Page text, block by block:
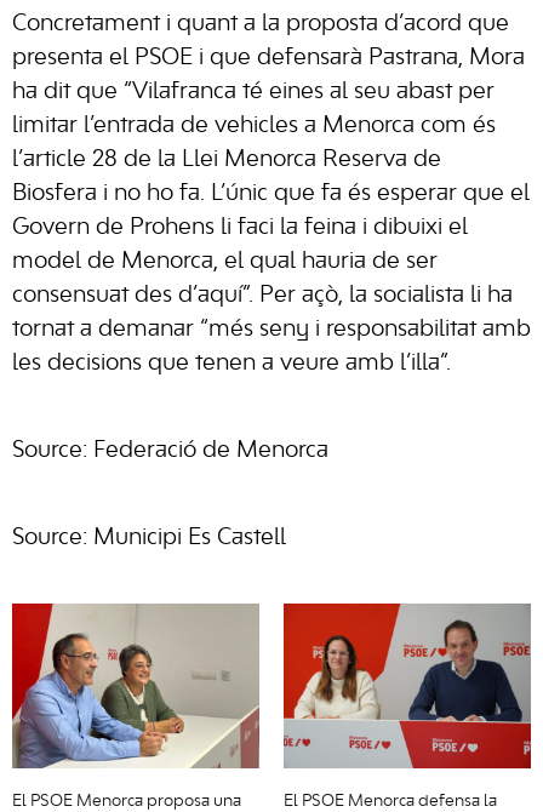
Concretament i quant a la proposta d’acord que
presenta el PSOE i que defensarà Pastrana, Mora
ha dit que “Vilafranca té eines al seu abast per
limitar l’entrada de vehicles a Menorca com és
l’article 28 de la Llei Menorca Reserva de
Biosfera i no ho fa. L’únic que fa és esperar que el
Govern de Prohens li faci la feina i dibuixi el
model de Menorca, el qual hauria de ser
consensuat des d’aquí”. Per açò, la socialista li ha
tornat a demanar “més seny i responsabilitat amb
les decisions que tenen a veure amb l’illa”.
Source: Federació de Menorca
Source: Municipi Es Castell
El PSOE Menorca proposa una
El PSOE Menorca defensa la